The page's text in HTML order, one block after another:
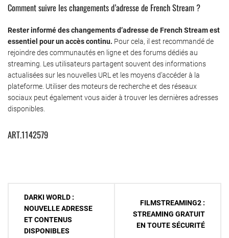
Comment suivre les changements d’adresse de French Stream ?
Rester informé des changements d’adresse de French Stream est
essentiel pour un accès continu. Pour cela, il est recommandé de
rejoindre des communautés en ligne et des forums dédiés au
streaming. Les utilisateurs partagent souvent des informations
actualisées sur les nouvelles URL et les moyens d’accéder à la
plateforme. Utiliser des moteurs de recherche et des réseaux
sociaux peut également vous aider à trouver les dernières adresses
disponibles.
ART.1142579
Navigation
l’article
DARKI WORLD :
NOUVELLE ADRESSE
ET CONTENUS
DISPONIBLES
FILMSTREAMING2 :
STREAMING GRATUIT
EN TOUTE SÉCURITÉ